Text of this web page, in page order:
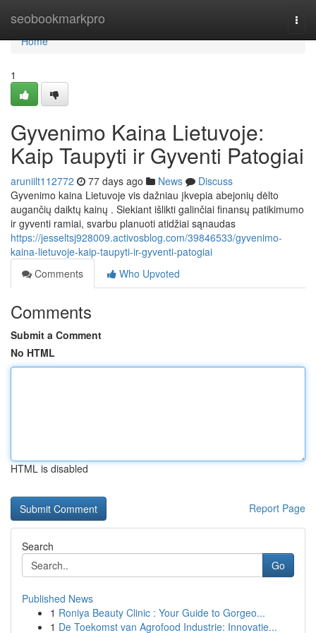
seobookmarkpro
Home
Home
1
Gyvenimo Kaina Lietuvoje:
Kaip Taupyti ir Gyventi Patogiai
aruniilt112772 77 days ago News
Discuss
Gyvenimo kaina Lietuvoje vis dažniau įkvepia abejonių dėlto
augančių daiktų kainų . Siekiant išlikti galinčiai finansų patikimumo
ir gyventi ramiai, svarbu planuoti atidžiai sąnaudas
https://jesseltsj928009.activosblog.com/39846533/gyvenimo-
kaina-lietuvoje-kaip-taupyti-ir-gyventi-patogiai
Comments
Who Upvoted
Comments
Submit a Comment
No HTML
HTML is disabled
Report Page
Search
Go
Published News
1 Roniya Beauty Clinic : Your Guide to Gorgeo...
1 De Toekomst van Agrofood Industrie: Innovatie...